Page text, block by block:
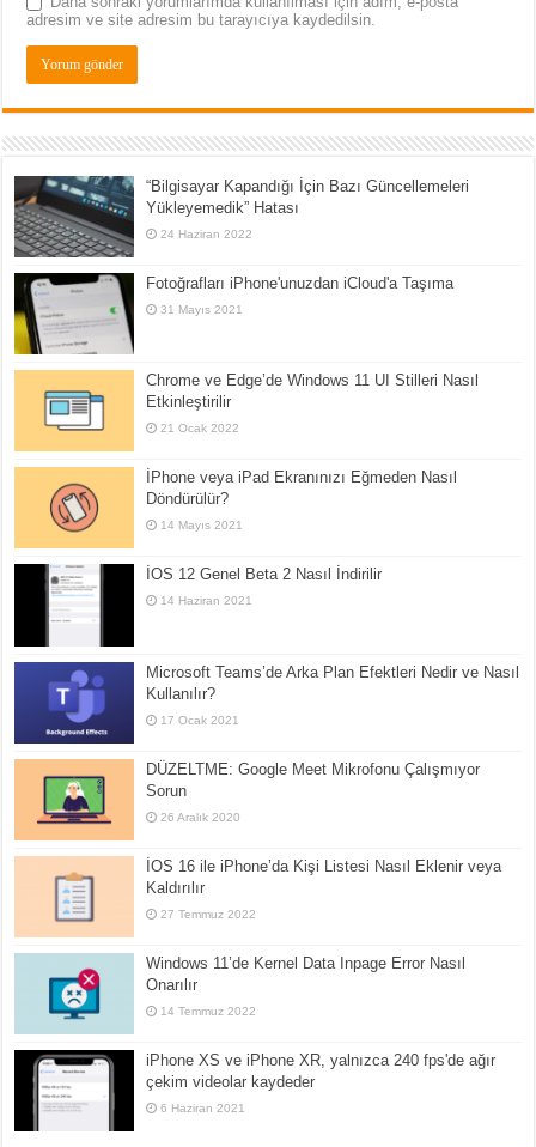
adresim ve site adresim bu tarayıcıya kaydedilsin.
“Bilgisayar Kapandığı İçin Bazı Güncellemeleri
Yükleyemedik” Hatası
24 Haziran 2022
Fotoğrafları iPhone'unuzdan iCloud'a Taşıma
31 Mayıs 2021
Chrome ve Edge’de Windows 11 UI Stilleri Nasıl
Etkinleştirilir
21 Ocak 2022
İPhone veya iPad Ekranınızı Eğmeden Nasıl
Döndürülür?
14 Mayıs 2021
İOS 12 Genel Beta 2 Nasıl İndirilir
14 Haziran 2021
Microsoft Teams’de Arka Plan Efektleri Nedir ve Nasıl
Kullanılır?
17 Ocak 2021
DÜZELTME: Google Meet Mikrofonu Çalışmıyor
Sorun
26 Aralık 2020
İOS 16 ile iPhone’da Kişi Listesi Nasıl Eklenir veya
Kaldırılır
27 Temmuz 2022
Windows 11’de Kernel Data Inpage Error Nasıl
Onarılır
14 Temmuz 2022
iPhone XS ve iPhone XR, yalnızca 240 fps'de ağır
çekim videolar kaydeder
6 Haziran 2021